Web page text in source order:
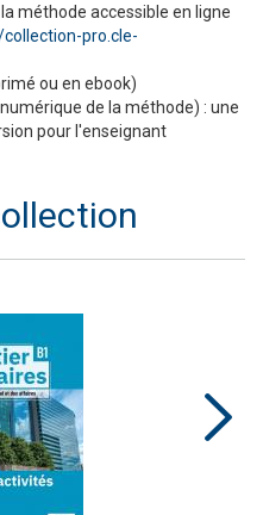
méthode accessible en ligne
pro.cle-
ou en ebook)
de la méthode) : une
pour l'enseignant